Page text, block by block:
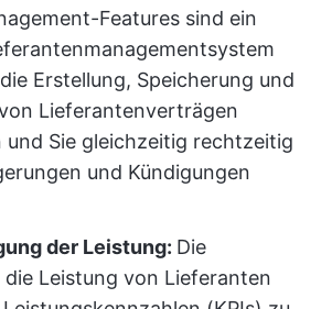
Features sind ein
Erstellung, Speicherung und
Lieferantenverträgen
und Sie gleichzeitig rechtzeitig
und Kündigungen
der Leistung: Die
Leistung von Lieferanten